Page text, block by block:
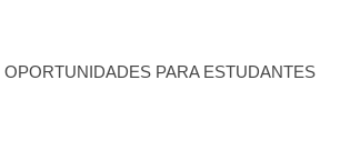
OPORTUNIDADES PARA ESTUDANTES